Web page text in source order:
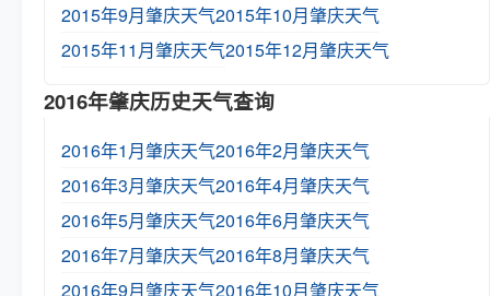
2015年9月肇庆天气2015年10月肇庆天气
2015年11月肇庆天气2015年12月肇庆天气
2016年肇庆历史天气查询
2016年1月肇庆天气2016年2月肇庆天气
2016年3月肇庆天气2016年4月肇庆天气
2016年5月肇庆天气2016年6月肇庆天气
2016年7月肇庆天气2016年8月肇庆天气
2016年9月肇庆天气2016年10月肇庆天气